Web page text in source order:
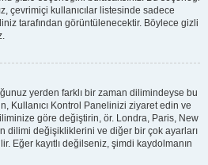
çevrimiçi kullanıcılar listesinde sadece
tarafından görüntülenecektir. Böylece gizli
yerden farklı bir zaman dilimindeyse bu
Kullanıcı Kontrol Panelinizi ziyaret edin ve
göre değiştirin, ör. Londra, Paris, New
dilimi değişikliklerini ve diğer bir çok ayarları
Eğer kayıtlı değilseniz, şimdi kaydolmanın